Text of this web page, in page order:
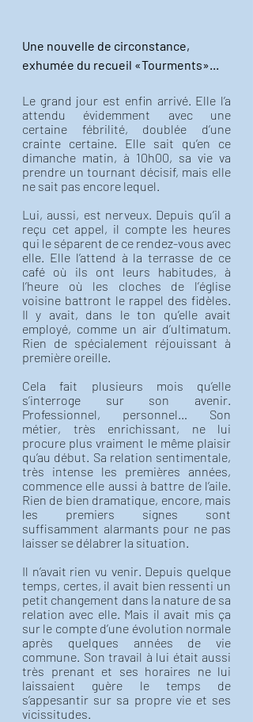
Une nouvelle de circonstance,
exhumée du recueil «Tourments»...
Le grand jour est enfin arrivé. Elle l’a
attendu évidemment avec une
certaine fébrilité, doublée d’une
crainte certaine. Elle sait qu’en ce
dimanche matin, à 10h00, sa vie va
prendre un tournant décisif, mais elle
ne sait pas encore lequel.
Lui, aussi, est nerveux. Depuis qu’il a
reçu cet appel, il compte les heures
qui le séparent de ce rendez-vous avec
elle. Elle l’attend à la terrasse de ce
café où ils ont leurs habitudes, à
l’heure où les cloches de l’église
voisine battront le rappel des fidèles.
Il y avait, dans le ton qu’elle avait
employé, comme un air d’ultimatum.
Rien de spécialement réjouissant à
première oreille.
Cela fait plusieurs mois qu’elle
s’interroge sur son avenir.
Professionnel, personnel… Son
métier, très enrichissant, ne lui
procure plus vraiment le même plaisir
qu’au début. Sa relation sentimentale,
très intense les premières années,
commence elle aussi à battre de l’aile.
Rien de bien dramatique, encore, mais
les premiers signes sont
suffisamment alarmants pour ne pas
laisser se délabrer la situation.
Il n’avait rien vu venir. Depuis quelque
temps, certes, il avait bien ressenti un
petit changement dans la nature de sa
relation avec elle. Mais il avait mis ça
sur le compte d’une évolution normale
après quelques années de vie
commune. Son travail à lui était aussi
très prenant et ses horaires ne lui
laissaient guère le temps de
s’appesantir sur sa propre vie et ses
vicissitudes.